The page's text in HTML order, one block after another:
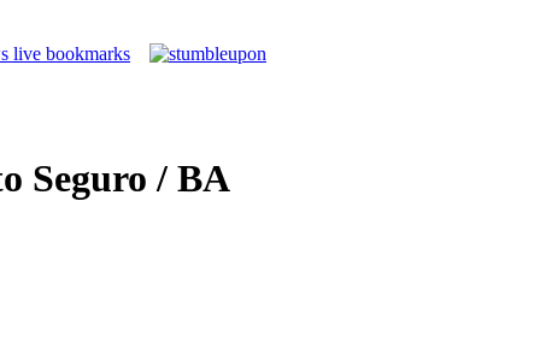
Seguro / BA